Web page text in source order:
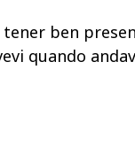
ben
quando